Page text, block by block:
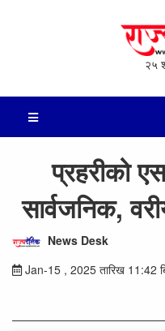
२५
प्रहरीको
सार्वजनिक,
News Desk
Jan-15 , 2025 तारिख 11:42